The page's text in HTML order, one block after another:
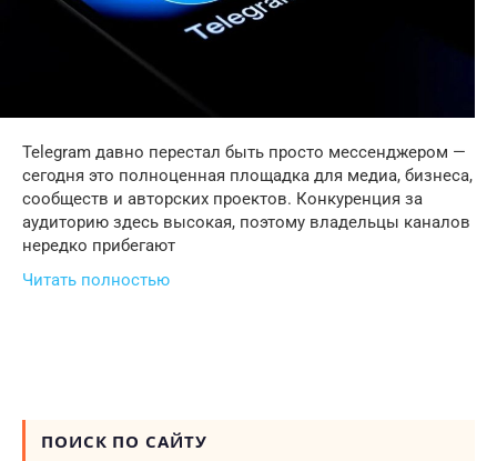
Telegram давно перестал быть просто мессенджером —
сегодня это полноценная площадка для медиа, бизнеса,
сообществ и авторских проектов. Конкуренция за
аудиторию здесь высокая, поэтому владельцы каналов
нередко прибегают
Читать полностью
ПОИСК ПО САЙТУ